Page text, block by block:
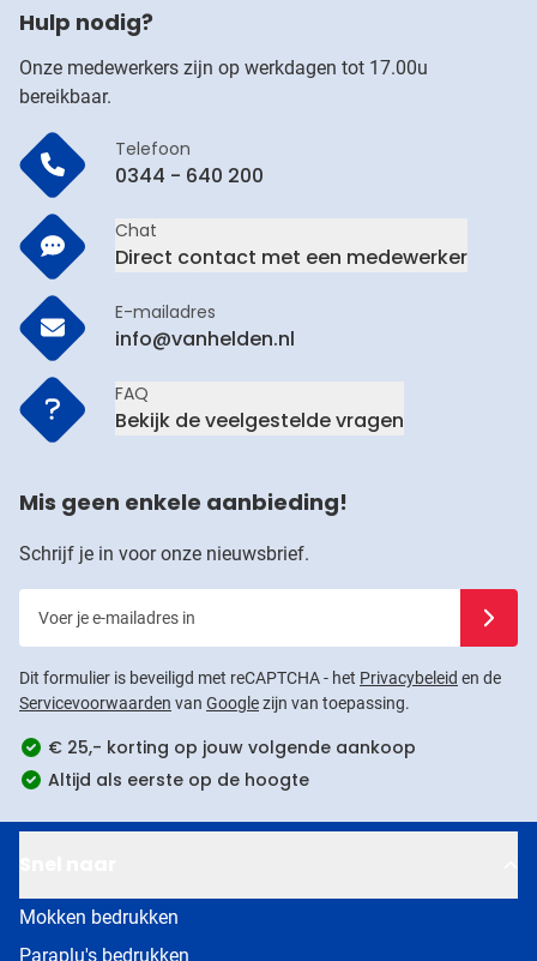
Hulp nodig?
Onze medewerkers zijn op werkdagen tot 17.00u
bereikbaar.
Telefoon
0344 - 640 200
Chat
Direct contact met een medewerker
E-mailadres
info@vanhelden.nl
FAQ
Bekijk de veelgestelde vragen
Mis geen enkele aanbieding!
Schrijf je in voor onze nieuwsbrief.
Dit formulier is beveiligd met reCAPTCHA - het Privacybeleid en de
Servicevoorwaarden van Googlezijn van toepassing.
€ 25,- korting op jouw volgende aankoop
Altijd als eerste op de hoogte
Mokken bedrukken
Paraplu's bedrukken